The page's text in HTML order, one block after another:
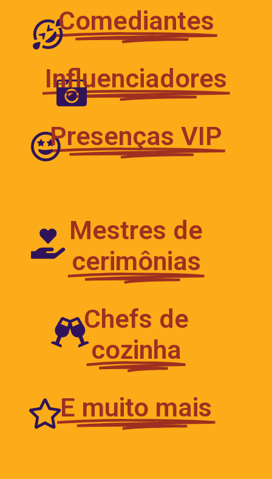
Comediantes
Influenciadores
Presenças VIP
Mestres de
cerimônias
Chefs de
cozinha
E muito mais